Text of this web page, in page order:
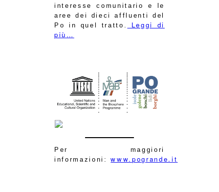
interesse comunitario e le
aree dei dieci affluenti del
Po in quel tratto.
Leggi di
più…
Per maggiori
informazioni:www.pogrande.it